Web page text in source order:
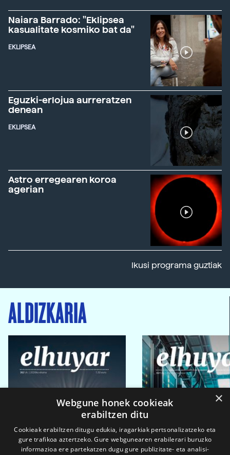
Naiara Barrado: "Eklipsea
kasualitate kosmiko bat da"
EKLIPSEA
Eguzki-erlojua aurreratzen
denean
EKLIPSEA
Astro erregearen koroa
agerian
Ikusi programa guztiak
ALDIZKARIA
×
Webgune honek cookieak
erabiltzen ditu
Cookieak erabiltzen ditugu edukia, iragarkiak pertsonalizatzeko eta
gure trafikoa aztertzeko. Gure webgunearen erabilerari buruzko
informazioa ere partekatzen dugu gure publizitate- eta analisi-